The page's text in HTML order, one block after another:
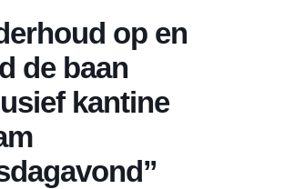
op en
de baan
kantine